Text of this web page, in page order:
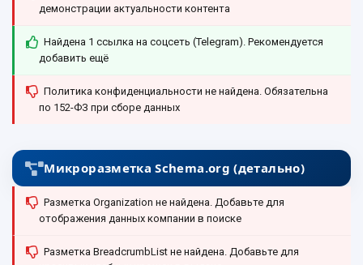
демонстрации актуальности контента
Найдена 1 ссылка на соцсеть (Telegram). Рекомендуется
добавить ещё
Политика конфиденциальности не найдена. Обязательна
по 152-ФЗ при сборе данных
Микроразметка Schema.org (детально)
Разметка Organization не найдена. Добавьте для
отображения данных компании в поиске
Разметка BreadcrumbList не найдена. Добавьте для